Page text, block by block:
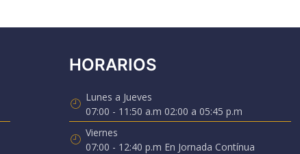
HORARIOS
Lunes a Jueves
07:00 - 11:50 a.m 02:00 a 05:45 p.m
Viernes
07:00 - 12:40 p.m En Jornada Contínua